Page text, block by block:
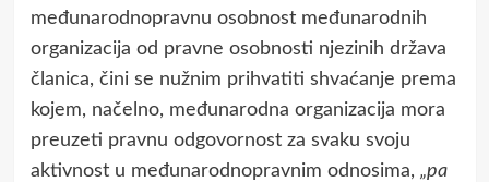
međunarodnopravnu osobnost međunarodnih
organizacija od pravne osobnosti njezinih država
članica, čini se nužnim prihvatiti shvaćanje prema
kojem, načelno, međunarodna organizacija mora
preuzeti pravnu odgovornost za svaku svoju
aktivnost u međunarodnopravnim odnosima, „pa